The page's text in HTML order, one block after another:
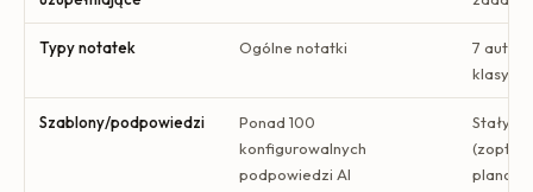
Typy notatek Ogólne notatki
7
Szablony/podpowiedzi
Ponad 100
konfigurowalnych
podpowiedzi AI
Stały